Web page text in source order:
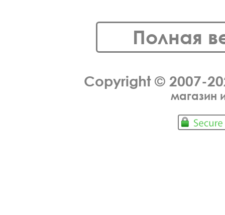
Полная
Copyright © 2007-
магазин